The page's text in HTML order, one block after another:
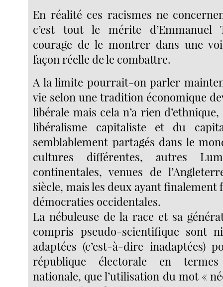
En réalité ces racismes ne
c’est tout le mérite d’Emmanuel
courage de le montrer dans une
façon réelle de le combattre.
A la limite pourrait-on parler
vie selon une tradition économique
libérale mais cela n’a rien
libéralisme capitaliste et du
semblablement partagés dans le
cultures différentes, autres
continentales, venues de
siècle, mais les deux ayant finalement
démocraties occidentales.
La nébuleuse de la race et sa
compris pseudo-scientifique sont
adaptées (c’est-à-dire inadaptées)
république électorale en
nationale, que l’utilisation du mot «